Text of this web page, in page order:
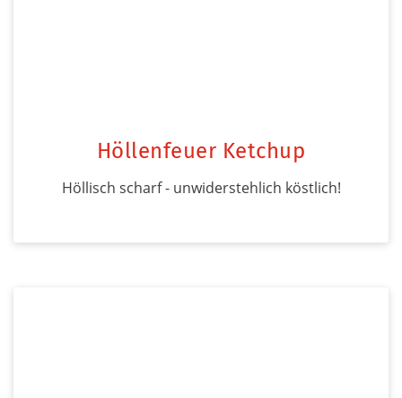
Höllenfeuer Ketchup
Höllisch scharf - unwiderstehlich köstlich!